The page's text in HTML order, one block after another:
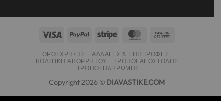
ΌΡΟΙ ΧΡΉΣΗΣ
ΑΛΛΑΓΈΣ & ΕΠΙΣΤΡΟΦΈΣ
ΠΟΛΙΤΙΚΉ ΑΠΟΡΡΉΤΟΥ
ΤΡΌΠΟΙ ΑΠΟΣΤΟΛΉΣ
ΤΡΌΠΟΙ ΠΛΗΡΩΜΉΣ
Copyright 2026 © DIAVASTIKE.COM